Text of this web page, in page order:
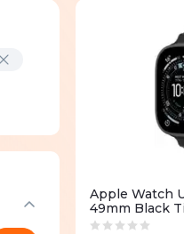
Apple Watch
49mm Black
Ocean Band